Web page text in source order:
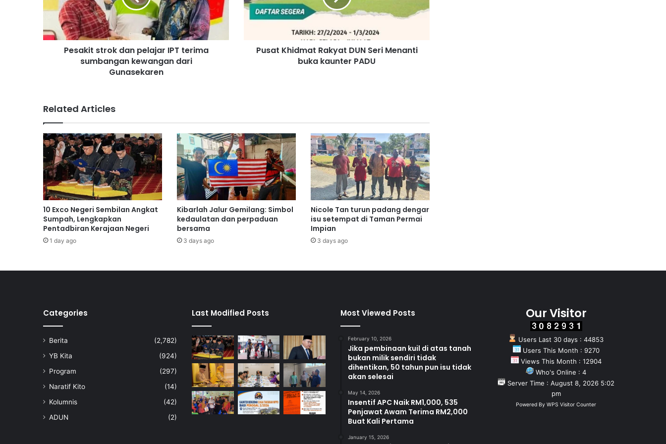
i
s
t
p
e
l
a
j
a
r
I
P
T
t
e
r
b
g
k
a
n
Pesakit strok dan pelajar IPT terima
sumbangan kewangan dari
Gunasekaren
K
a
t
D
U
N
S
e
r
M
k
a
u
n
t
e
r
P
A
Pusat Khidmat Rakyat DUN Seri Menanti
buka kaunter PADU
Related Articles
10 Exco Negeri Sembilan Angkat
Sumpah, Lengkapkan
Pentadbiran Kerajaan Negeri
1 day ago
Kibarlah Jalur Gemilang: Simbol
kedaulatan dan perpaduan
bersama
3 days ago
Nicole Tan turun padang dengar
isu setempat di Taman Permai
Impian
3 days ago
Categories
Berita
(2,782)
YB Kita
(924)
Program
(297)
Naratif Kito
(14)
Kolumnis
(42)
ADUN
(2)
Last Modified Posts Most Viewed Posts
February 10, 2026
Jika pembinaan kuil di atas tanah
bukan milik sendiri tidak
dihentikan, 50 tahun pun isu tidak
akan selesai
May 14, 2026
Insentif APC Naik RM1,000, 535
Penjawat Awam Terima RM2,000
Buat Kali Pertama
January 15, 2026
Our Visitor
Users Last 30 days : 44853
Users This Month : 9270
Views This Month : 12904
Who's Online : 4
Server Time : August 8, 2026 5:02
pm
Powered By WPS Visitor Counter